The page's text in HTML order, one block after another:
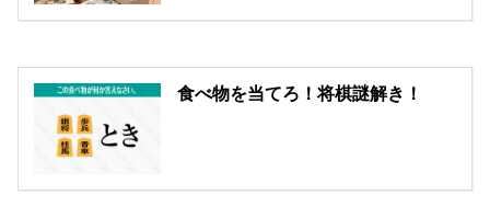
食べ物を当てろ！将棋謎解き！